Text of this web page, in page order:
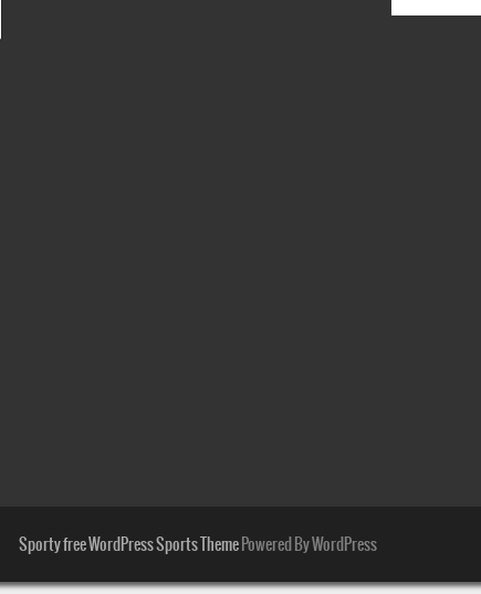
Sporty free WordPress Sports ThemePowered By WordPress